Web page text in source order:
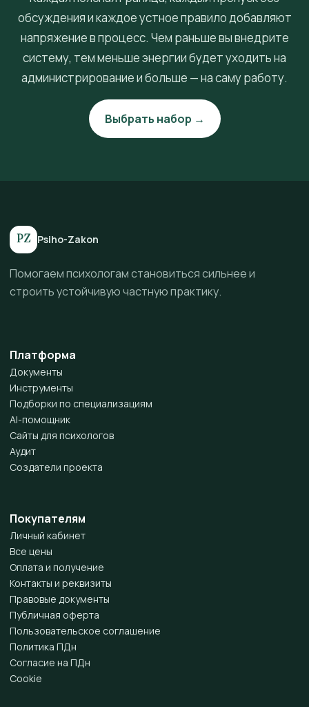
обсуждения и каждое устное правило добавляют
напряжение в процесс. Чем раньше вы внедрите
систему, тем меньше энергии будет уходить на
администрирование и больше — на саму работу.
Выбрать набор →
PZ Psiho-Zakon
Помогаем психологам становиться сильнее и
строить устойчивую частную практику.
Платформа
Документы
Инструменты
Подборки по специализациям
AI-помощник
Сайты для психологов
Аудит
Создатели проекта
Покупателям
Личный кабинет
Все цены
Оплата и получение
Контакты и реквизиты
Правовые документы
Публичная оферта
Пользовательское соглашение
Политика ПДн
Согласие на ПДн
Cookie